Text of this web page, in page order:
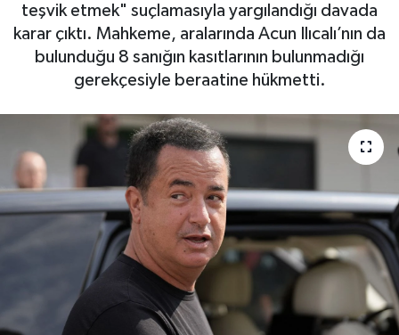
teşvik etmek" suçlamasıyla yargılandığı davada
karar çıktı. Mahkeme, aralarında Acun Ilıcalı’nın da
bulunduğu 8 sanığın kasıtlarının bulunmadığı
gerekçesiyle beraatine hükmetti.
LOJİSTİK
MAGAZİN
SAĞLIK
SON DAKİKA
FİNANS
Son Dakika Haberleri
Haber Arşivi